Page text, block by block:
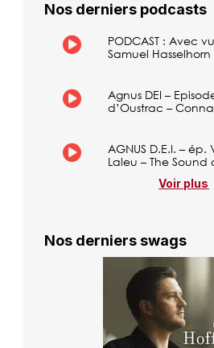
Nos derniers podcasts
PODCAST : Avec
Samuel Hasselhorn
Agnus DEI –
d’Oustrac –
AGNUS D.E.I. –
Laleu – The Sound
Voir plus
Nos derniers swags